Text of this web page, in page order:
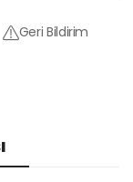
Geri Bildirim